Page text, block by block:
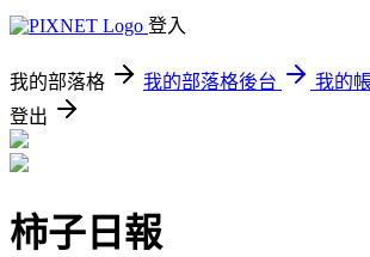
登入
我的部落格 我的部落格後台
我的
登出
柿子日報